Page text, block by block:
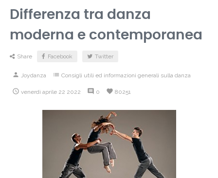
Differenza tra danza
moderna e contemporanea
Share Facebook Twitter
person Joydanza list Consigli utili ed informazioni generali sulla danza
 venerdì aprile 22 2022 comment 0 favorite 80251